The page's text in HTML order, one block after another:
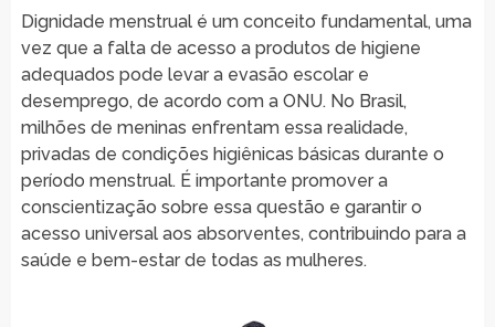
Dignidade menstrual é um conceito fundamental, uma
vez que a falta de acesso a produtos de higiene
adequados pode levar a evasão escolar e
desemprego, de acordo com a ONU. No Brasil,
milhões de meninas enfrentam essa realidade,
privadas de condições higiênicas básicas durante o
período menstrual. É importante promover a
conscientização sobre essa questão e garantir o
acesso universal aos absorventes, contribuindo para a
saúde e bem-estar de todas as mulheres.